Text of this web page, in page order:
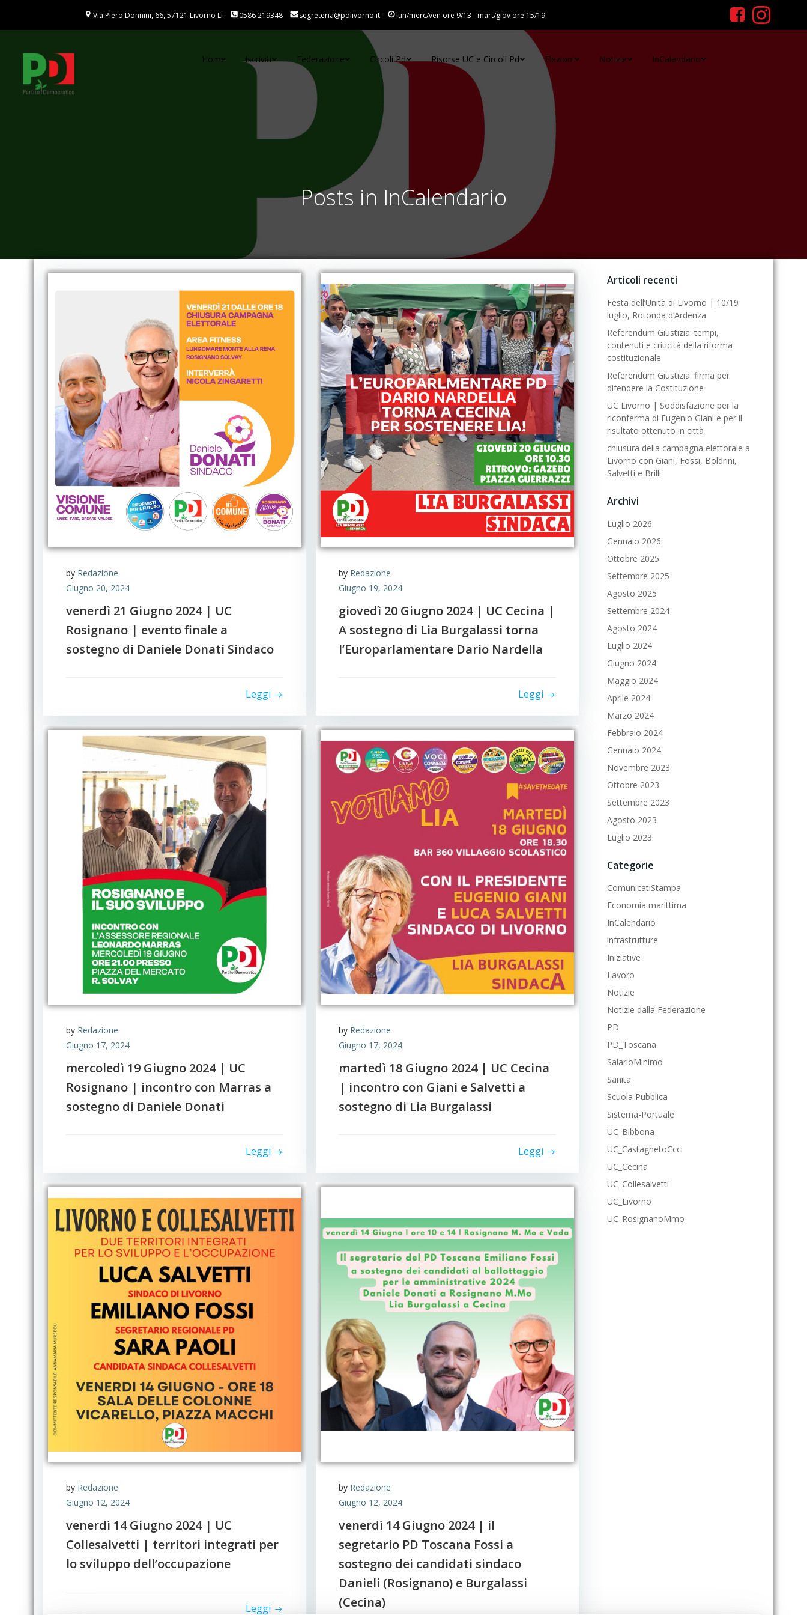
Via Piero Donnini, 66, 57121 Livorno LI 0586 219348 segreteria@pdlivorno.it lun/merc/ven ore 9/13 - mart/giov ore 15/19
Home Iscriviti Federazione Circoli Pd Risorse UC e Circoli Pd Elezioni Notizie InCalendario
Posts in InCalendario
by Redazione
Giugno 20, 2024
venerdì 21 Giugno 2024 | UC
Rosignano | evento finale a
sostegno di Daniele Donati Sindaco
Leggi
by Redazione
Giugno 19, 2024
giovedì 20 Giugno 2024 | UC Cecina |
A sostegno di Lia Burgalassi torna
l’Europarlamentare Dario Nardella
Leggi
by Redazione
Giugno 17, 2024
mercoledì 19 Giugno 2024 | UC
Rosignano | incontro con Marras a
sostegno di Daniele Donati
Leggi
by Redazione
Giugno 17, 2024
martedì 18 Giugno 2024 | UC Cecina
| incontro con Giani e Salvetti a
sostegno di Lia Burgalassi
Leggi
by Redazione
Giugno 12, 2024
venerdì 14 Giugno 2024 | UC
Collesalvetti | territori integrati per
lo sviluppo dell’occupazione
Leggi
by Redazione
Giugno 12, 2024
venerdì 14 Giugno 2024 | il
segretario PD Toscana Fossi a
sostegno dei candidati sindaco
Danieli (Rosignano) e Burgalassi
(Cecina)
Articoli recenti
Festa dell’Unità di Livorno | 10/19
luglio, Rotonda d’Ardenza
Referendum Giustizia: tempi,
contenuti e criticità della riforma
costituzionale
Referendum Giustizia: firma per
difendere la Costituzione
UC Livorno | Soddisfazione per la
riconferma di Eugenio Giani e per il
risultato ottenuto in città
chiusura della campagna elettorale a
Livorno con Giani, Fossi, Boldrini,
Salvetti e Brilli
Archivi
Luglio 2026
Gennaio 2026
Ottobre 2025
Settembre 2025
Agosto 2025
Settembre 2024
Agosto 2024
Luglio 2024
Giugno 2024
Maggio 2024
Aprile 2024
Marzo 2024
Febbraio 2024
Gennaio 2024
Novembre 2023
Ottobre 2023
Settembre 2023
Agosto 2023
Luglio 2023
Categorie
ComunicatiStampa
Economia marittima
InCalendario
infrastrutture
Iniziative
Lavoro
Notizie
Notizie dalla Federazione
PD
PD_Toscana
SalarioMinimo
Sanita
Scuola Pubblica
Sistema-Portuale
UC_Bibbona
UC_CastagnetoCcci
UC_Cecina
UC_Collesalvetti
UC_Livorno
UC_RosignanoMmo